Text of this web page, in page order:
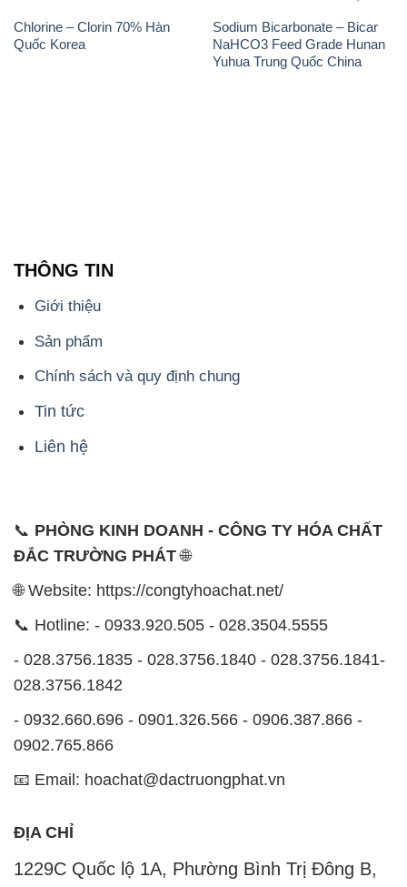
Chlorine – Clorin 70% Hàn
Quốc Korea
Sodium Bicarbonate – Bicar
NaHCO3 Feed Grade Hunan
Yuhua Trung Quốc China
THÔNG TIN
Giới thiệu
Sản phẩm
Chính sách và quy định chung
Tin tức
Liên hệ
📞 PHÒNG KINH DOANH - CÔNG TY HÓA CHẤT
ĐẮC TRƯỜNG PHÁT🌐
🌐 Website: https://congtyhoachat.net/
📞 Hotline: - 0933.920.505 - 028.3504.5555
- 028.3756.1835 - 028.3756.1840 - 028.3756.1841-
028.3756.1842
- 0932.660.696 - 0901.326.566 - 0906.387.866 -
0902.765.866
📧 Email: hoachat@dactruongphat.vn
ĐỊA CHỈ
1229C Quốc lộ 1A, Phường Bình Trị Đông B,